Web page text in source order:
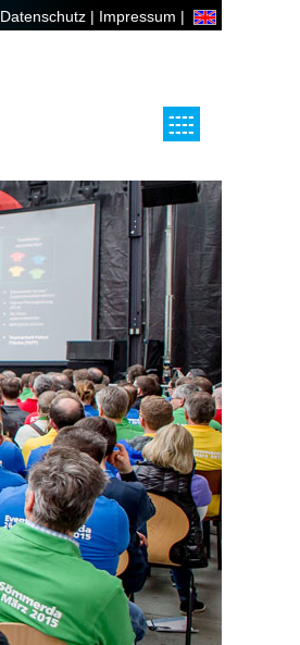
Impressum |
Datenschutz |
----
----
----